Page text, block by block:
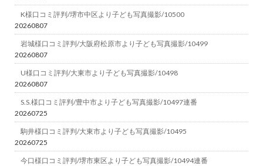
K様口コミ評判/堺市中区より子ども写真撮影/10500
20260807
岩城様口コミ評判/大阪府松原市より子ども写真撮影/10499
20260807
U様口コミ評判/大東市より子ども写真撮影/10498
20260807
S.S.様口コミ評判/豊中市より子ども写真撮影/10497連番
20260725
駒井様口コミ評判/大東市より子ども写真撮影/10495
20260725
今口様口コミ評判/堺市東区より子ども写真撮影/10494連番